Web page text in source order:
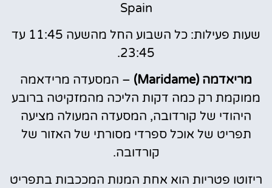
Spain
שעות פעילות: כל השבוע החל מהשעה 11:45 עד
23:45.
מריאדמה (Maridame)
– המסעדה מרידאמה
ממוקמת רק כמה דקות הליכה מהמזקיטה ברובע
היהודי של קורדובה, המסעדה המעולה מציעה
תפריט של אוכל ספרדי מסורתי של האזור של
קורדובה.
ריזוטו פטריות הוא אחת המנות המככבות בתפריט